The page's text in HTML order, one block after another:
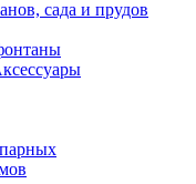
сада и прудов